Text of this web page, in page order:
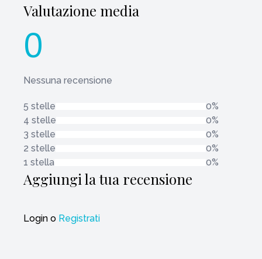
Valutazione media
0
Nessuna recensione
5 stelle
0%
4 stelle
0%
3 stelle
0%
2 stelle
0%
1 stella
0%
Aggiungi la tua recensione
Login o Registrati